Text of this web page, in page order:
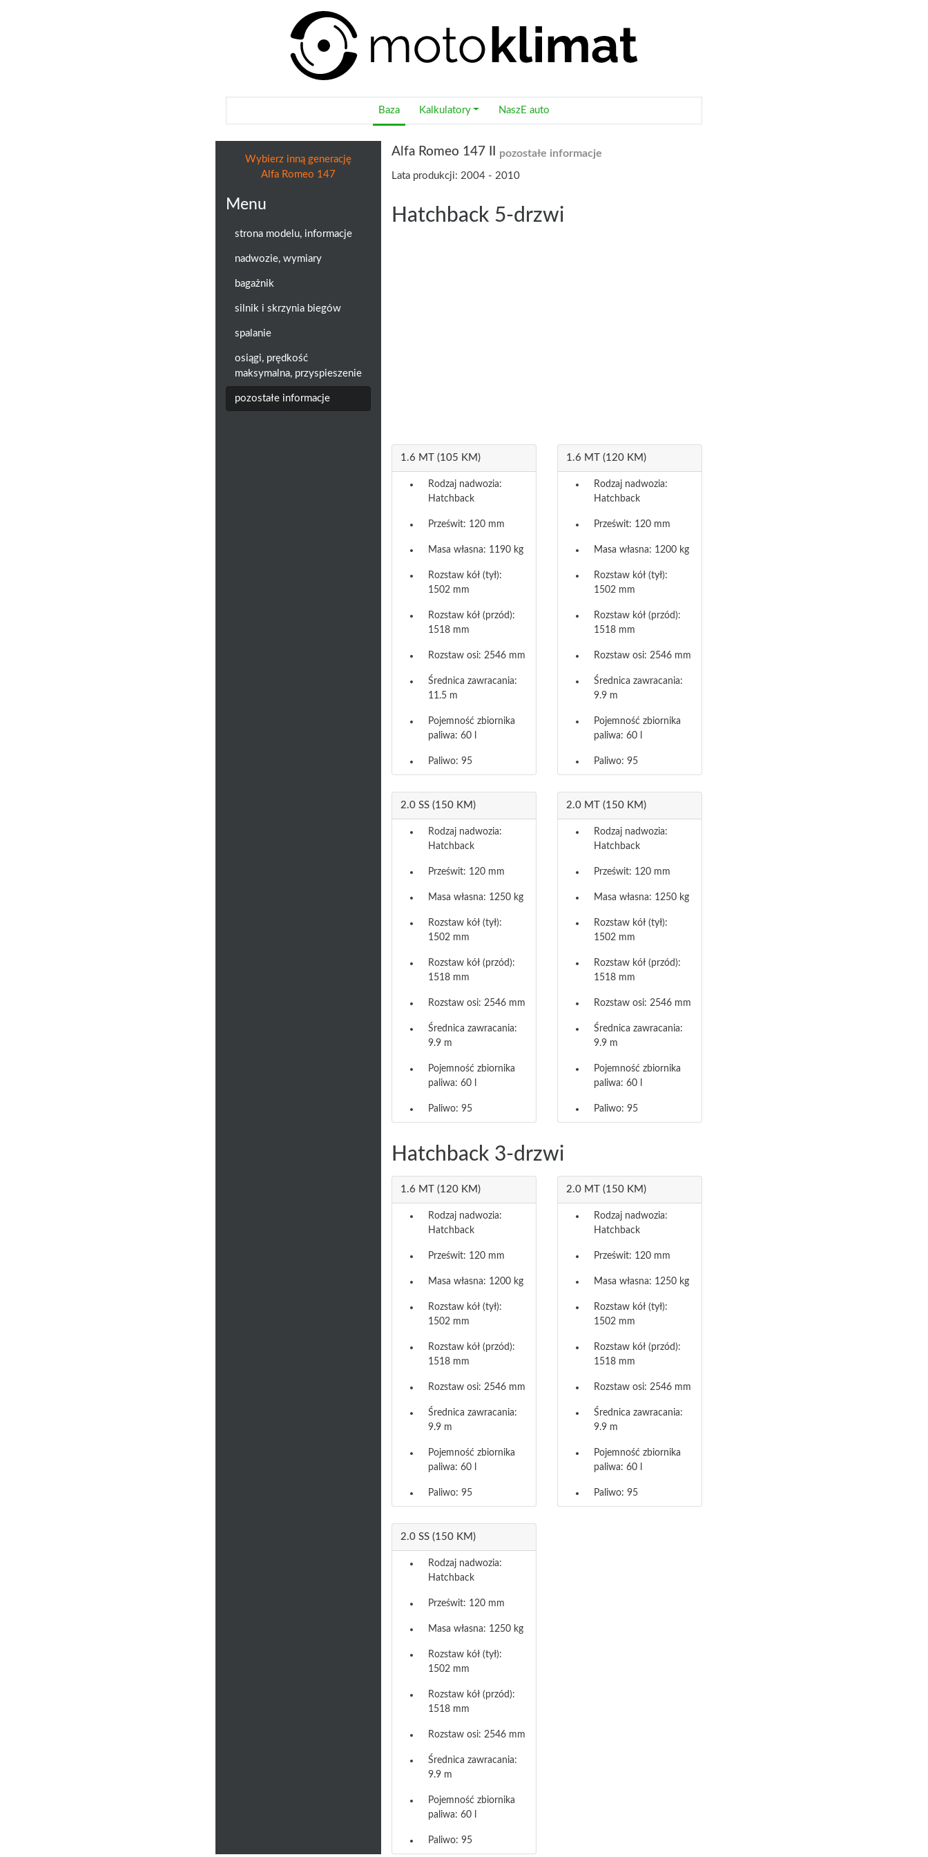
Baza Kalkulatory NaszE auto
Wybierz inną generację
Alfa Romeo 147
Menu
strona modelu, informacje
nadwozie, wymiary
bagażnik
silnik i skrzynia biegów
spalanie
osiągi, prędkość
maksymalna, przyspieszenie
pozostałe informacje
Alfa Romeo 147 II pozostałe informacje
Lata produkcji: 2004 - 2010
Hatchback 5-drzwi
1.6 MT (105 KM)
Rodzaj nadwozia:
Hatchback
Prześwit: 120 mm
Masa własna: 1190 kg
Rozstaw kół (tył):
1502 mm
Rozstaw kół (przód):
1518 mm
Rozstaw osi: 2546 mm
Średnica zawracania:
11.5 m
Pojemność zbiornika
paliwa: 60 l
Paliwo: 95
1.6 MT (120 KM)
Rodzaj nadwozia:
Hatchback
Prześwit: 120 mm
Masa własna: 1200 kg
Rozstaw kół (tył):
1502 mm
Rozstaw kół (przód):
1518 mm
Rozstaw osi: 2546 mm
Średnica zawracania:
9.9 m
Pojemność zbiornika
paliwa: 60 l
Paliwo: 95
2.0 SS (150 KM)
Rodzaj nadwozia:
Hatchback
Prześwit: 120 mm
Masa własna: 1250 kg
Rozstaw kół (tył):
1502 mm
Rozstaw kół (przód):
1518 mm
Rozstaw osi: 2546 mm
Średnica zawracania:
9.9 m
Pojemność zbiornika
paliwa: 60 l
Paliwo: 95
2.0 MT (150 KM)
Rodzaj nadwozia:
Hatchback
Prześwit: 120 mm
Masa własna: 1250 kg
Rozstaw kół (tył):
1502 mm
Rozstaw kół (przód):
1518 mm
Rozstaw osi: 2546 mm
Średnica zawracania:
9.9 m
Pojemność zbiornika
paliwa: 60 l
Paliwo: 95
Hatchback 3-drzwi
1.6 MT (120 KM)
Rodzaj nadwozia:
Hatchback
Prześwit: 120 mm
Masa własna: 1200 kg
Rozstaw kół (tył):
1502 mm
Rozstaw kół (przód):
1518 mm
Rozstaw osi: 2546 mm
Średnica zawracania:
9.9 m
Pojemność zbiornika
paliwa: 60 l
Paliwo: 95
2.0 MT (150 KM)
Rodzaj nadwozia:
Hatchback
Prześwit: 120 mm
Masa własna: 1250 kg
Rozstaw kół (tył):
1502 mm
Rozstaw kół (przód):
1518 mm
Rozstaw osi: 2546 mm
Średnica zawracania:
9.9 m
Pojemność zbiornika
paliwa: 60 l
Paliwo: 95
2.0 SS (150 KM)
Rodzaj nadwozia:
Hatchback
Prześwit: 120 mm
Masa własna: 1250 kg
Rozstaw kół (tył):
1502 mm
Rozstaw kół (przód):
1518 mm
Rozstaw osi: 2546 mm
Średnica zawracania:
9.9 m
Pojemność zbiornika
paliwa: 60 l
Paliwo: 95